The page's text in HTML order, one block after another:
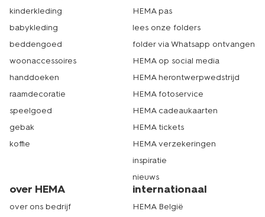
kinderkleding
babykleding
beddengoed
woonaccessoires
handdoeken
raamdecoratie
speelgoed
gebak
koffie
HEMA pas
lees onze folders
folder via Whatsapp ontvangen
HEMA op social media
HEMA herontwerpwedstrijd
HEMA fotoservice
HEMA cadeaukaarten
HEMA tickets
HEMA verzekeringen
inspiratie
nieuws
over HEMA
over ons bedrijf
internationaal
HEMA België